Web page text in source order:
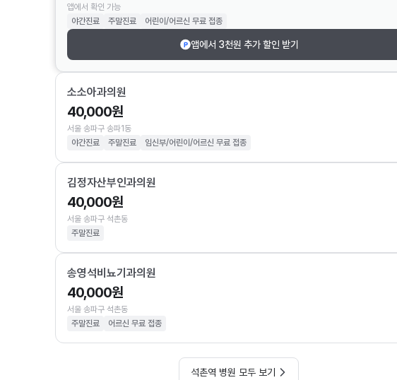
앱에서 확인 가능
야간진료
주말진료 어린이/어르신 무료 접종
앱에서 3천원 추가 할인 받기
소소아과의원
40,000원
서울 송파구 송파1동
야간진료
주말진료 임신부/어린이/어르신 무료 접종
김정자산부인과의원
40,000원
서울 송파구 석촌동
주말진료
송영석비뇨기과의원
40,000원
서울 송파구 석촌동
주말진료
어르신 무료 접종
석촌역 병원 모두 보기